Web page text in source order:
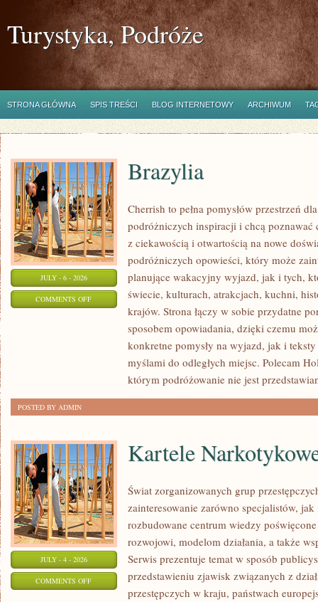
Turystyka, Podróże
STRONA GŁÓWNA SPIS TREŚCI BLOG INTERNETOWY ARCHIWUM
JULY - 6 - 2026
COMMENTS OFFON
Brazylia
Cherrish to pełna pomysłów przestrzeń
podróżniczych inspiracji i chcą
z ciekawością i otwartością na nowe
podróżniczych opowieści, który może
planujące wakacyjny wyjazd, jak i tych,
świecie, kulturach, atrakcjach, kuchni,
krajów. Strona łączy w sobie przydatne
sposobem opowiadania, dzięki czemu
konkretne pomysły na wyjazd, jak i
myślami do odległych miejsc. Polecam
którym podróżowanie nie jest
POSTED BY ADMIN
JULY - 4 - 2026
COMMENTS OFFON
Kartele
Świat zorganizowanych grup
zainteresowanie zarówno specjalistów,
rozbudowane centrum wiedzy
rozwojowi, modelom działania, a także
Serwis prezentuje temat w sposób
przedstawieniu zjawisk związanych z
przestępczych w kraju, państwach